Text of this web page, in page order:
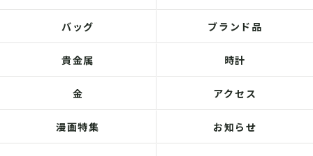
バッグ ブランド品
貴金属 時計
金 アクセス
漫画特集 お知らせ